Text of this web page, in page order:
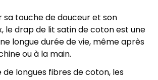
touche de douceur et son
le drap de lit satin de coton est une
longue durée de vie, même après
ou à la main.
de longues fibres de coton, les